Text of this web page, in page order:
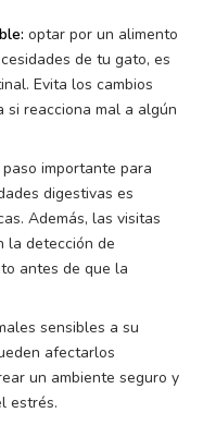
optar por un alimento
de tu gato, es
Evita los cambios
si reacciona mal a algún
importante para
digestivas es
Además, las visitas
la detección de
antes de que la
sensibles a su
afectarlos
un ambiente seguro y
estrés.